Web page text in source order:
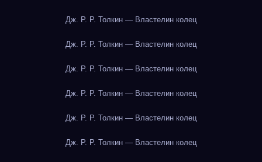
Дж. Р. Р. Толкин — Властелин колец
Дж. Р. Р. Толкин — Властелин колец
Дж. Р. Р. Толкин — Властелин колец
Дж. Р. Р. Толкин — Властелин колец
Дж. Р. Р. Толкин — Властелин колец
Дж. Р. Р. Толкин — Властелин колец